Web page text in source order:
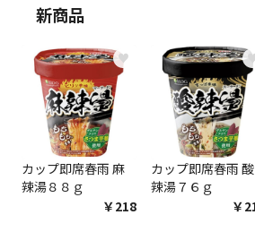
商品購入個数ごとに送料がかかる
新商品
♥
カップ即席春雨 麻
辣湯８８ｇ
￥218
カップ即席春雨 酸
辣湯７６ｇ
￥